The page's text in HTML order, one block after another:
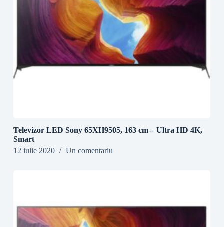
Televizor LED Sony 65XH9505, 163 cm – Ultra HD 4K,
Smart
12 iulie 2020
Un comentariu